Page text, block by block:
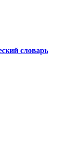
словарь